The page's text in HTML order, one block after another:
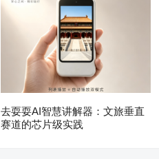
去耍耍AI智慧讲解器：文旅垂直
赛道的芯片级实践